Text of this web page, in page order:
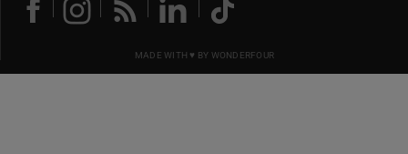
MADE WITH ♥ BY WONDERFOUR